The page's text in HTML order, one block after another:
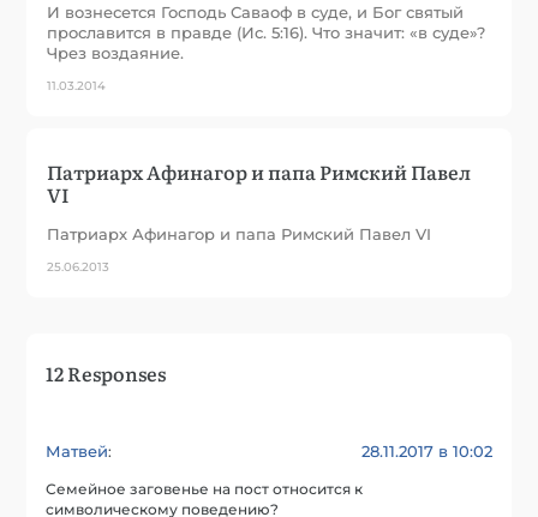
И вознесется Господь Саваоф в суде, и Бог святый
прославится в правде (Ис. 5:16). Что значит: «в суде»?
Чрез воздаяние.
11.03.2014
Патриарх Афинагор и папа Римский Павел
VI
Патриарх Афинагор и папа Римский Павел VI
25.06.2013
12 Responses
Матвей: 28.11.2017 в 10:02
Семейное заговенье на пост относится к
символическому поведению?